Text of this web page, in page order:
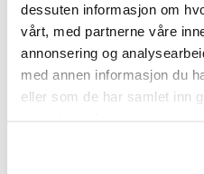
dessuten informasjon om
vårt, med partnerne våre
annonsering og
med annen informasjon du
eller som de har samlet inn
Hotel
Bu zentral und